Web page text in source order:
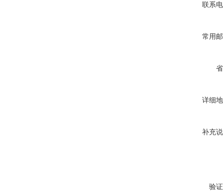
联系
常用
详细
补充
验